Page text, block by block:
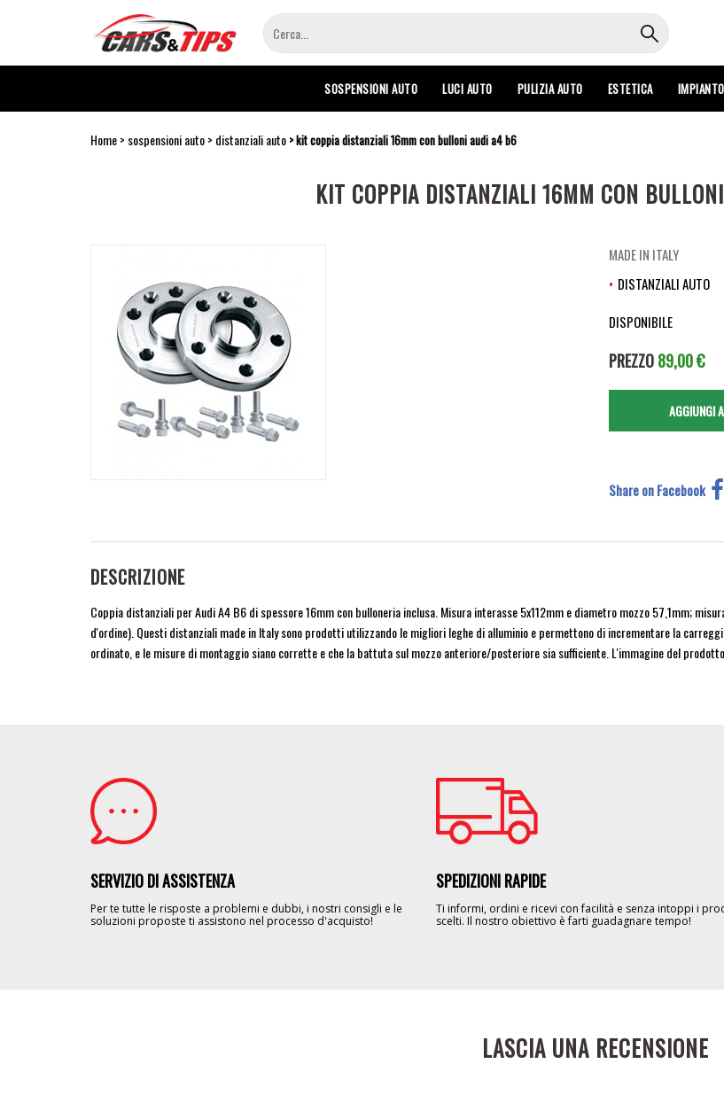
principale
SOSPENSIONI AUTO LUCI AUTO PULIZIA AUTO ESTETICA
Home sospensioni auto distanziali auto kit coppia distanziali 16mm con bulloni audi a4 b6
KIT COPPIA DISTANZIALI 16MM CON
MADE IN ITALY
DISTANZIALI AUTO
DISPONIBILE
PREZZO89,00 €
Share on Facebook
DESCRIZIONE
Coppia distanziali per Audi A4 B6 di spessore 16mm con bulloneria inclusa. Misura interasse 5x112mm e diametro mozzo 57,1mm;
d'ordine). Questi distanziali made in Italy sono prodotti utilizzando le migliori leghe di alluminio e permettono di incrementare la
ordinato, e le misure di montaggio siano corrette e che la battuta sul mozzo anteriore/posteriore sia sufficiente. L'immagine del
Image
SERVIZIO DI ASSISTENZA
Per te tutte le risposte a problemi e dubbi, i nostri consigli e le
soluzioni proposte ti assistono nel processo d'acquisto!
Image
SPEDIZIONI RAPIDE
Ti informi, ordini e ricevi con facilità e senza intoppi i
scelti. Il nostro obiettivo è farti guadagnare tempo!
LASCIA UNA RECENSIONE